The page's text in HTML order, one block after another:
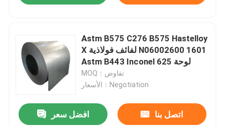
Astm B575 C276 B575 Hastelloy
X لفائف فولاذية N06002600 1601
Astm B443 Inconel 625 لوحة
MOQ：تفاوض
الأسعار：Negotiation
افضل سعر اتصل بنا